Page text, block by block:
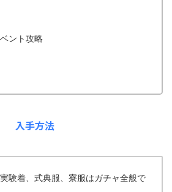
ント攻略
入手方法
験着、式典服、寮服はガチャ全般で